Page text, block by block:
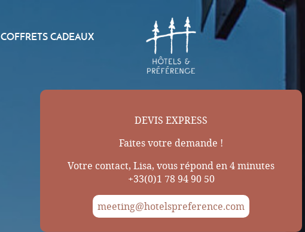
COFFRETS CADEAUX
DEVIS EXPRESS
Faites votre demande !
Votre contact, Lisa, vous répond en 4 minutes
+33(0)1 78 94 90 50
meeting@hotelspreference.com